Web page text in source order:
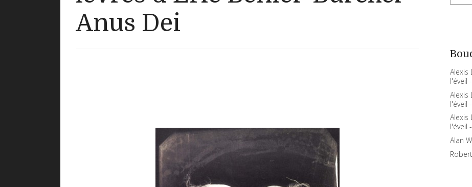
Anus Dei
Alexis
l'éveil
Alexis
l'éveil
Alexis
l'éveil
Alan